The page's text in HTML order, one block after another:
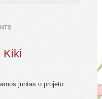
Kiki
juntas o projeto.